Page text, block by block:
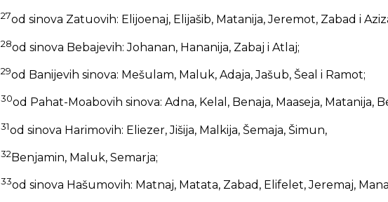
27od sinova Zatuovih: Elijoenaj, Elijašib, Matanija, Jeremot, Zabad i
28od sinova Bebajevih: Johanan, Hananija, Zabaj i Atlaj;
29od Banijevih sinova: Mešulam, Maluk, Adaja, Jašub, Šeal i Ramot;
30od Pahat-Moabovih sinova: Adna, Kelal, Benaja, Maaseja, Matanija,
31od sinova Harimovih: Eliezer, Jišija, Malkija, Šemaja, Šimun,
32 Benjamin, Maluk, Semarja;
33od sinova Hašumovih: Matnaj, Matata, Zabad, Elifelet, Jeremaj,